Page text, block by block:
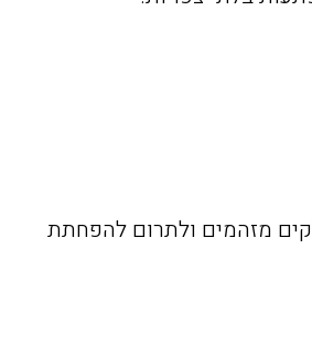
מזהמים ולתרום להפחתת